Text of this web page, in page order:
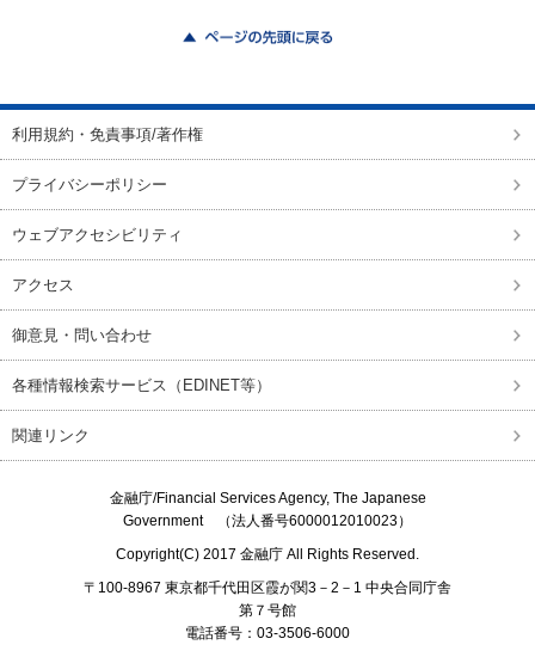
利用規約・免責事項/著作権
プライバシーポリシー
ウェブアクセシビリティ
アクセス
御意見・問い合わせ
各種情報検索サービス（EDINET等）
関連リンク
金融庁/Financial Services Agency, The Japanese
Government（法人番号6000012010023）
Copyright(C) 2017 金融庁 All Rights Reserved.
〒100-8967 東京都千代田区霞が関3－2－1 中央合同庁舎
第７号館
電話番号：03-3506-6000